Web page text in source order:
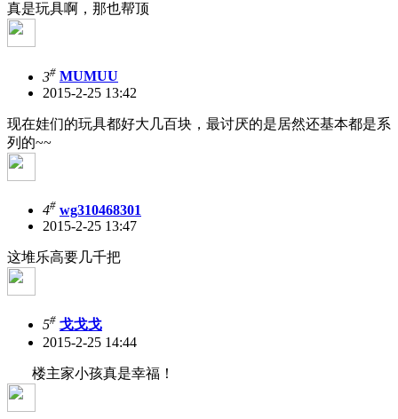
真是玩具啊，那也帮顶
3# MUMUU
2015-2-25 13:42
现在娃们的玩具都好大几百块，最讨厌的是居然还基本都是系
列的~~
4# wg310468301
2015-2-25 13:47
这堆乐高要几千把
5# 戈戈戈
2015-2-25 14:44
楼主家小孩真是幸福！